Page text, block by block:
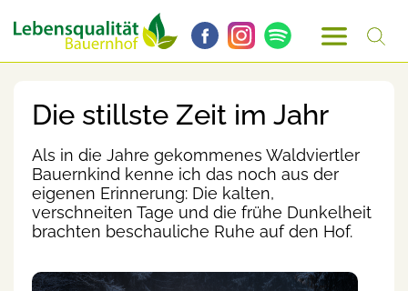
Die stillste Zeit im Jahr
Als in die Jahre gekommenes Waldviertler
Bauernkind kenne ich das noch aus der
eigenen Erinnerung: Die kalten,
verschneiten Tage und die frühe Dunkelheit
brachten beschauliche Ruhe auf den Hof.